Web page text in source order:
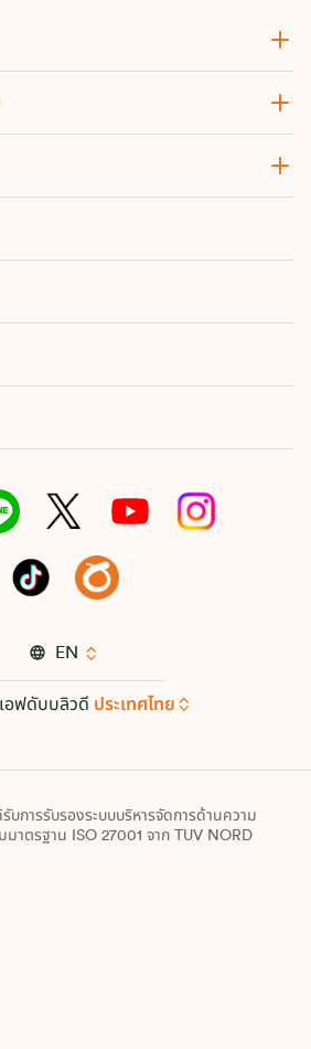
EN
อฟดับบลิวดี ประเทศไทย
บการรับรองระบบบริหารจัดการด้านความ
าตรฐาน ISO 27001 จาก TUV NORD